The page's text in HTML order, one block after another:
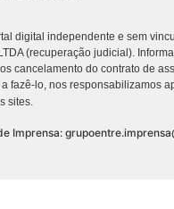
digital independente e sem
(recuperação judicial).
cancelamento do contrato de
fazê-lo, nos responsabilizamos
sites.
Imprensa: